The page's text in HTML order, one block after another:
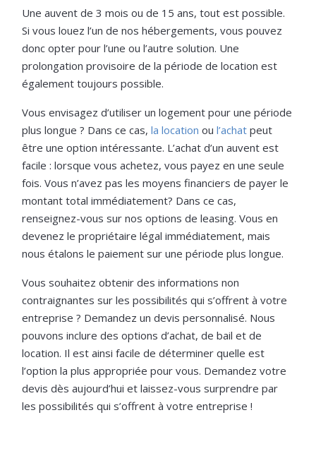
Une auvent de 3 mois ou de 15 ans, tout est possible.
Si vous louez l’un de nos hébergements, vous pouvez
donc opter pour l’une ou l’autre solution. Une
prolongation provisoire de la période de location est
également toujours possible.
Vous envisagez d’utiliser un logement pour une période
plus longue ? Dans ce cas, la location ou l’achat peut
être une option intéressante. L’achat d’un auvent est
facile : lorsque vous achetez, vous payez en une seule
fois. Vous n’avez pas les moyens financiers de payer le
montant total immédiatement? Dans ce cas,
renseignez-vous sur nos options de leasing. Vous en
devenez le propriétaire légal immédiatement, mais
nous étalons le paiement sur une période plus longue.
Vous souhaitez obtenir des informations non
contraignantes sur les possibilités qui s’offrent à votre
entreprise ? Demandez un devis personnalisé. Nous
pouvons inclure des options d’achat, de bail et de
location. Il est ainsi facile de déterminer quelle est
l’option la plus appropriée pour vous. Demandez votre
devis dès aujourd’hui et laissez-vous surprendre par
les possibilités qui s’offrent à votre entreprise !